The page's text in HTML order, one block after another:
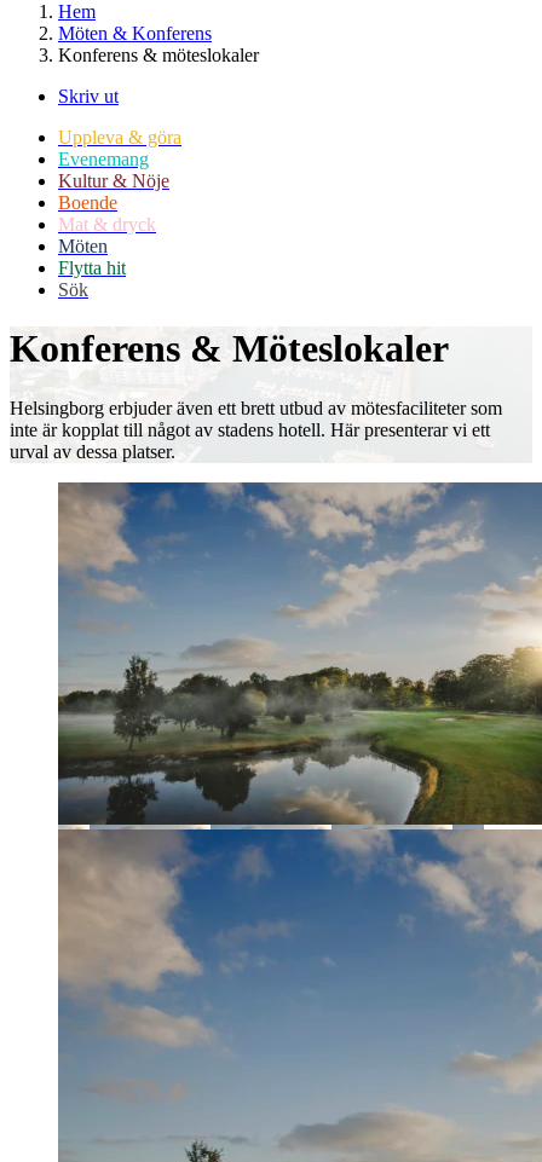
Hem
Möten & Konferens
Konferens & möteslokaler
Skriv ut
Uppleva & göra
Evenemang
Kultur & Nöje
Boende
Mat & dryck
Möten
Flytta hit
Sök
Konferens & Möteslokaler
Helsingborg erbjuder även ett brett utbud av mötesfaciliteter som
inte är kopplat till något av stadens hotell. Här presenterar vi ett
urval av dessa platser.